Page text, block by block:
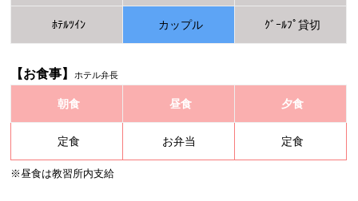
ﾎﾃﾙﾂｲﾝ カップル ｸﾞｰﾙﾌﾟ貸切
【お食事】 ホテル弁長
朝食 昼食 夕食
定食 お弁当 定食
※昼食は教習所内支給